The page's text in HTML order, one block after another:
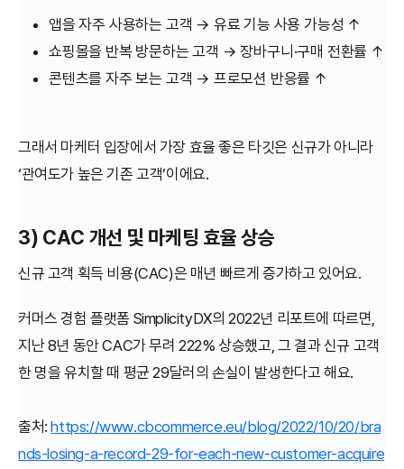
앱을 자주 사용하는 고객 → 유료 기능 사용 가능성 ↑
쇼핑몰을 반복 방문하는 고객 → 장바구니·구매 전환률 ↑
콘텐츠를 자주 보는 고객 → 프로모션 반응률 ↑
그래서 마케터 입장에서 가장 효율 좋은 타깃은 신규가 아니라
‘관여도가 높은 기존 고객’이에요.
3) CAC 개선 및 마케팅 효율 상승
신규 고객 획득 비용(CAC)은 매년 빠르게 증가하고 있어요.
커머스 경험 플랫폼 SimplicityDX의 2022년 리포트에 따르면,
지난 8년 동안 CAC가 무려 222% 상승했고, 그 결과 신규 고객
한 명을 유치할 때 평균 29달러의 손실이 발생한다고 해요.
출처:https://www.cbcommerce.eu/blog/2022/10/20/bra
nds-losing-a-record-29-for-each-new-customer-acquire